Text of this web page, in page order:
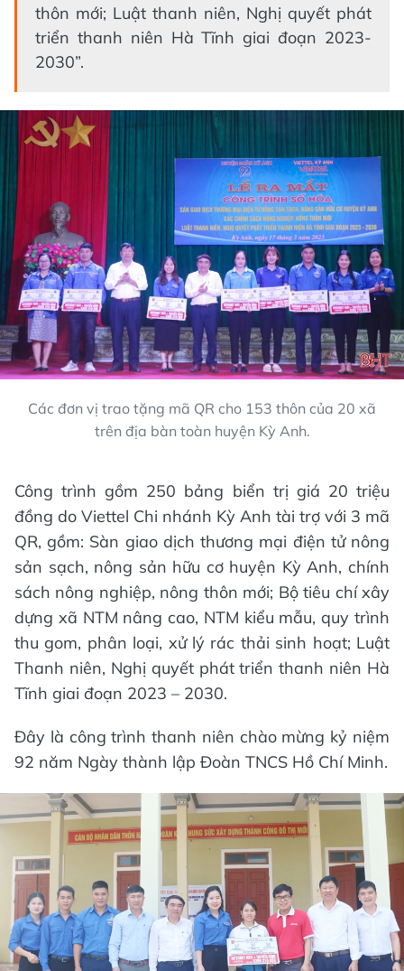
thôn mới; Luật thanh niên, Nghị quyết phát
triển thanh niên Hà Tĩnh giai đoạn 2023-
2030”.
Các đơn vị trao tặng mã QR cho 153 thôn của 20 xã
trên địa bàn toàn huyện Kỳ Anh.
Công trình gồm 250 bảng biển trị giá 20 triệu
đồng do Viettel Chi nhánh Kỳ Anh tài trợ với 3 mã
QR, gồm: Sàn giao dịch thương mại điện tử nông
sản sạch, nông sản hữu cơ huyện Kỳ Anh, chính
sách nông nghiệp, nông thôn mới; Bộ tiêu chí xây
dựng xã NTM nâng cao, NTM kiểu mẫu, quy trình
thu gom, phân loại, xử lý rác thải sinh hoạt; Luật
Thanh niên, Nghị quyết phát triển thanh niên Hà
Tĩnh giai đoạn 2023 – 2030.
Đây là công trình thanh niên chào mừng kỷ niệm
92 năm Ngày thành lập Đoàn TNCS Hồ Chí Minh.